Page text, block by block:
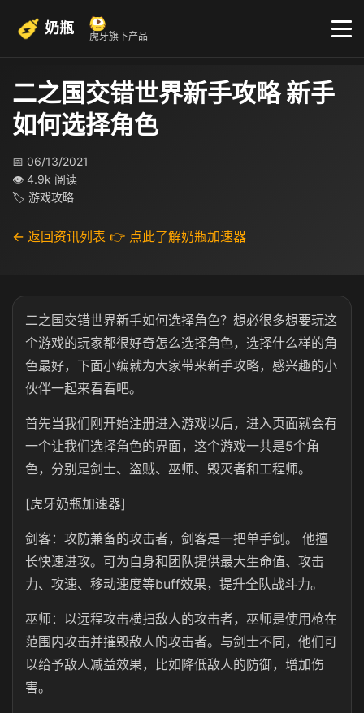
奶瓶 虎牙旗下产品
二之国交错世界新手攻略 新手
如何选择角色
📅 06/13/2021
👁 4.9k 阅读
🏷 游戏攻略
← 返回资讯列表 👉 点此了解奶瓶加速器
二之国交错世界新手如何选择角色？想必很多想要玩这
个游戏的玩家都很好奇怎么选择角色，选择什么样的角
色最好，下面小编就为大家带来新手攻略，感兴趣的小
伙伴一起来看看吧。
首先当我们刚开始注册进入游戏以后，进入页面就会有
一个让我们选择角色的界面，这个游戏一共是5个角
色，分别是剑士、盗贼、巫师、毁灭者和工程师。
[虎牙奶瓶加速器]
剑客：攻防兼备的攻击者，剑客是一把单手剑。 他擅
长快速进攻。可为自身和团队提供最大生命值、攻击
力、攻速、移动速度等buff效果，提升全队战斗力。
巫师：以远程攻击横扫敌人的攻击者，巫师是使用枪在
范围内攻击并摧毁敌人的攻击者。与剑士不同，他们可
以给予敌人减益效果，比如降低敌人的防御，增加伤
害。